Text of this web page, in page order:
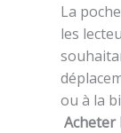
La
les
ou à la
Acheter